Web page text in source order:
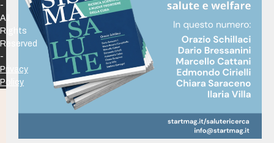
-
All
Rights
Reserved
-
Privacy
Policy